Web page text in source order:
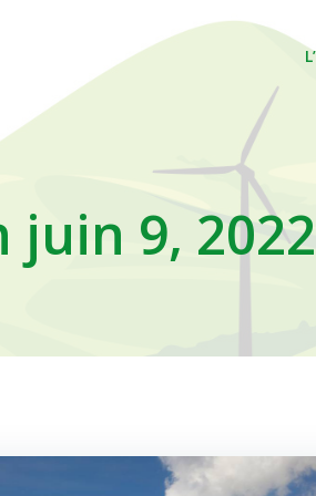
juin 9, 2022